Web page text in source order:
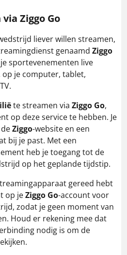
Ziggo Go
liever willen streamen,
genaamd Ziggo
sportevenementen live
je computer, tablet,
te streamen via Ziggo Go,
op deze service te hebben. Je
Ziggo-website en een
bij je past. Met een
heb je toegang tot de
op het geplande tijdstip.
gereed hebt
op jeZiggo Go-account voor
zodat je geen moment van
Houd er rekening mee dat
nodig is om de